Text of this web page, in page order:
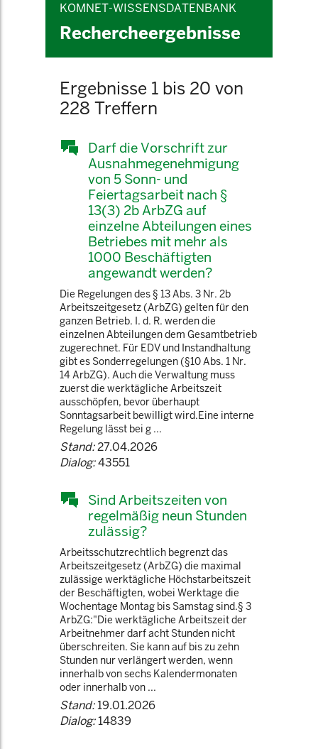
KOMNET-WISSENSDATENBANK
Rechercheergebnisse
Ergebnisse 1 bis 20 von
228 Treffern
Darf die Vorschrift zur
Ausnahmegenehmigung
von 5 Sonn- und
Feiertagsarbeit nach §
13(3) 2b ArbZG auf
einzelne Abteilungen eines
Betriebes mit mehr als
1000 Beschäftigten
angewandt werden?
Die Regelungen des § 13 Abs. 3 Nr. 2b
Arbeitszeitgesetz (ArbZG) gelten für den
ganzen Betrieb. I. d. R. werden die
einzelnen Abteilungen dem Gesamtbetrieb
zugerechnet. Für EDV und Instandhaltung
gibt es Sonderregelungen (§10 Abs. 1 Nr.
14 ArbZG). Auch die Verwaltung muss
zuerst die werktägliche Arbeitszeit
ausschöpfen, bevor überhaupt
Sonntagsarbeit bewilligt wird.Eine interne
Regelung lässt bei g ...
Stand:27.04.2026
Dialog:43551
Sind Arbeitszeiten von
regelmäßig neun Stunden
zulässig?
Arbeitsschutzrechtlich begrenzt das
Arbeitszeitgesetz (ArbZG) die maximal
zulässige werktägliche Höchstarbeitszeit
der Beschäftigten, wobei Werktage die
Wochentage Montag bis Samstag sind.§ 3
ArbZG:"Die werktägliche Arbeitszeit der
Arbeitnehmer darf acht Stunden nicht
überschreiten. Sie kann auf bis zu zehn
Stunden nur verlängert werden, wenn
innerhalb von sechs Kalendermonaten
oder innerhalb von ...
Stand:19.01.2026
Dialog:14839